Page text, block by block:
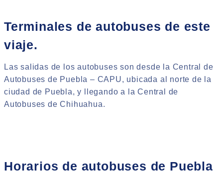
Terminales de autobuses de este
viaje.
Las salidas de los autobuses son desde la Central de
Autobuses de Puebla – CAPU, ubicada al norte de la
ciudad de Puebla, y llegando a la Central de
Autobuses de Chihuahua.
Horarios de autobuses de Puebla